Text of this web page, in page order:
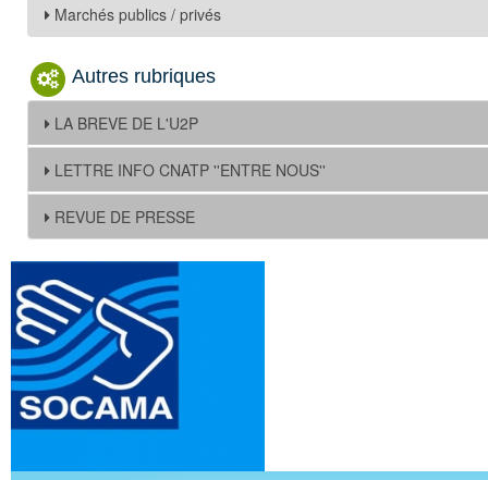
Marchés publics / privés
Autres rubriques
LA BREVE DE L'U2P
LETTRE INFO CNATP ''ENTRE NOUS''
REVUE DE PRESSE